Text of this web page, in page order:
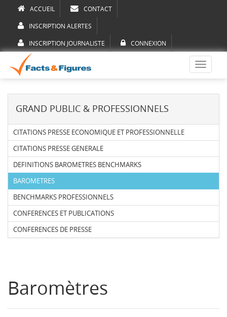
ACCUEIL CONTACT
INSCRIPTION ALERTES
INSCRIPTION JOURNALISTE CONNEXION
Toggle
GRAND PUBLIC & PROFESSIONNELS
CITATIONS PRESSE ECONOMIQUE ET PROFESSIONNELLE
CITATIONS PRESSE GENERALE
DEFINITIONS BAROMETRES BENCHMARKS
BAROMETRES
BENCHMARKS PROFESSIONNELS
CONFERENCES ET PUBLICATIONS
CONFERENCES DE PRESSE
Baromètres